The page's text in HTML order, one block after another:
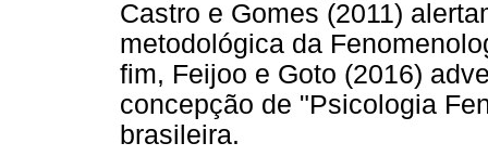
Castro e Gomes (2011)
metodológica da
fim, Feijoo e Goto (2016)
concepção de "Psicologia
brasileira.